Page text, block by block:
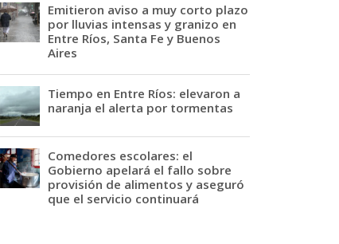
Emitieron aviso a muy corto plazo
por lluvias intensas y granizo en
Entre Ríos, Santa Fe y Buenos
Aires
Tiempo en Entre Ríos: elevaron a
naranja el alerta por tormentas
Comedores escolares: el
Gobierno apelará el fallo sobre
provisión de alimentos y aseguró
que el servicio continuará